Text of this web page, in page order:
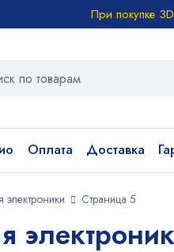
При покупке
Оплата Доставка
Страница 5